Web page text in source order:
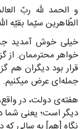
و الحمد لله ربّ
الطّاهرین سیّما بقیّه
خیلی خوش‌ آمدید
خواهر محترممان. از
قرار بود دیگران هم
جمله‌ای عرض میکنیم.
هفته‌ی دولت، در
دیگر است؛ یعنی شما